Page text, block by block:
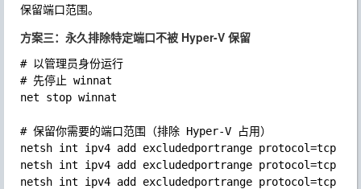
保留端口范围。
方案三：永久排除特定端口不被 Hyper-V 保留
# 以管理员身份运行
# 先停止 winnat
net stop winnat
# 保留你需要的端口范围（排除 Hyper-V 占用）
netsh int ipv4 add excludedportrange protocol=tcp
netsh int ipv4 add excludedportrange protocol=tcp
netsh int ipv4 add excludedportrange protocol=tcp